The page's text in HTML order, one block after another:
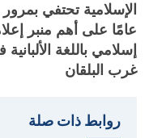
عامًا على أهم منبر
إسلامي باللغة
غرب البلقان
روابط ذات صلة